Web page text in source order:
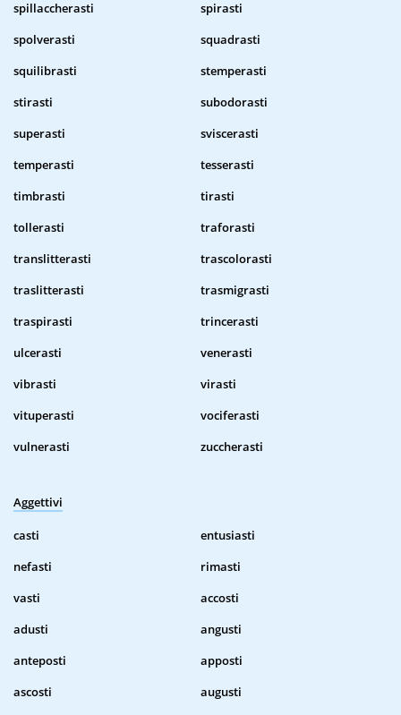
spillaccherasti
spirasti
spolverasti
squadrasti
squilibrasti
stemperasti
stirasti
subodorasti
superasti
sviscerasti
temperasti
tesserasti
timbrasti
tirasti
tollerasti
traforasti
translitterasti
trascolorasti
traslitterasti
trasmigrasti
traspirasti
trincerasti
ulcerasti
venerasti
vibrasti
virasti
vituperasti
vociferasti
vulnerasti
zuccherasti
Aggettivi
casti
entusiasti
nefasti
rimasti
vasti
accosti
adusti
angusti
anteposti
apposti
ascosti
augusti